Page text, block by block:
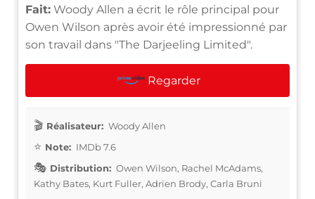
Fait: Woody Allen a écrit le rôle principal pour
Owen Wilson après avoir été impressionné par
son travail dans "The Darjeeling Limited".
Regarder
Réalisateur: Woody Allen
Note: IMDb 7.6
Distribution: Owen Wilson, Rachel McAdams,
Kathy Bates, Kurt Fuller, Adrien Brody, Carla Bruni